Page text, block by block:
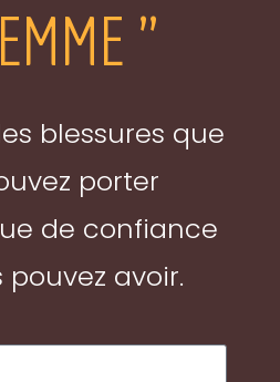
"
blessures que
porter
de confiance
avoir.